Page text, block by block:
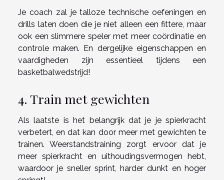
Je coach zal je talloze technische oefeningen en
drills laten doen die je niet alleen een fittere, maar
ook een slimmere speler met meer coördinatie en
controle maken. En dergelijke eigenschappen en
vaardigheden zijn essentieel tijdens een
basketbalwedstrijd!
4. Train met gewichten
Als laatste is het belangrijk dat je je spierkracht
verbetert, en dat kan door meer met gewichten te
trainen. Weerstandstraining zorgt ervoor dat je
meer spierkracht en uithoudingsvermogen hebt,
waardoor je sneller sprint, harder dunkt en hoger